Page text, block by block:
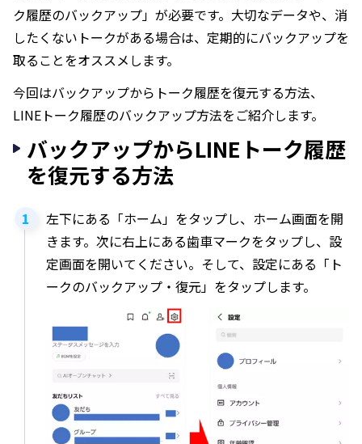
ク履歴のバックアップ」が必要です。大切なデータや、消
したくないトークがある場合は、定期的にバックアップを
取ることをオススメします。
今回はバックアップからトーク履歴を復元する方法、
LINEトーク履歴のバックアップ方法をご紹介します。
バックアップからLINEトーク履歴
を復元する方法
左下にある「ホーム」をタップし、ホーム画面を開
きます。次に右上にある歯車マークをタップし、設
定画面を開いてください。そして、設定にある「ト
ークのバックアップ・復元」をタップします。